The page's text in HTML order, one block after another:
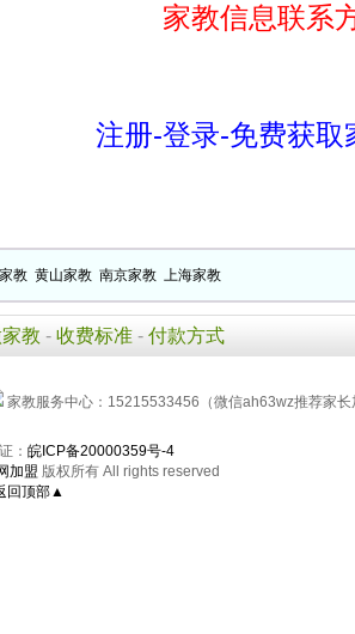
家教信息联系
注册-登录-免费获取
教 黄山家教 南京家教 上海家教
教 - 收费标准 - 付款方式
家教服务中心：15215533456（微信ah63wz推荐家
： 皖ICP备20000359号-4
加盟 版权所有 All rights reserved
回顶部▲